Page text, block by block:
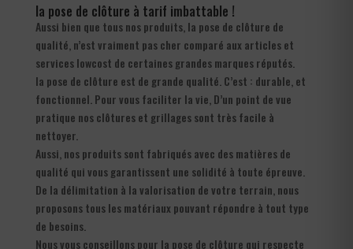
la pose de clôture à tarif imbattable !
Aussi bien que tous nos produits, la pose de clôture de
qualité, n’est vraiment pas cher comparé aux articles et
services lowcost de certaines grandes marques réputés.
la pose de clôture est de grande qualité. C’est : durable, et
fonctionnel. Pour vous faciliter la vie, D’un point de vue
pratique nos clôtures et grillages sont très facile à
nettoyer.
Aussi, nos produits sont fabriqués avec des matières de
qualité qui vous garantissent une solidité à toute épreuve.
De la délimitation à la valorisation de votre terrain, nous
proposons tous les matériaux pouvant répondre à tout type
de besoins.
Nous vous conseillons pour la pose de clôture qui respecte